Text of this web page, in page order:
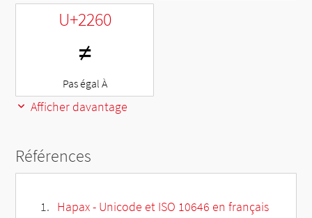
U+2260
≠
Pas égal À
Afficher davantage
Références
Hapax - Unicode et ISO 10646 en français